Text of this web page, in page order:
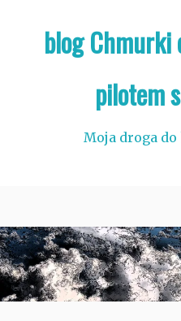
blog Chmurki
pilotem
Moja droga